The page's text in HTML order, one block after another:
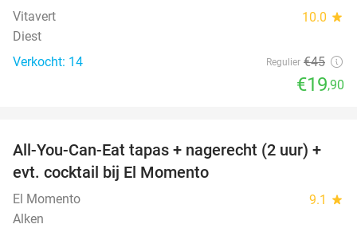
Vitavert 10.0 star
Diest
Verkocht: 14
Regulier €45
€19,90
31%
All-You-Can-Eat tapas + nagerecht (2 uur) +
evt. cocktail bij El Momento
El Momento 9.1 star
Alken